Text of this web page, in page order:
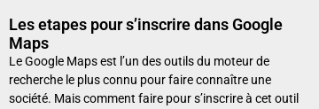
Les etapes pour s’inscrire dans Google
Maps
Le Google Maps est l’un des outils du moteur de
recherche le plus connu pour faire connaître une
société. Mais comment faire pour s’inscrire à cet outil